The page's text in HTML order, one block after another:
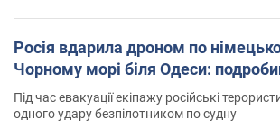
Росія вдарила дроном по
Чорному морі біля Одеси:
Під час евакуації екіпажу російські
одного удару безпілотником по судну